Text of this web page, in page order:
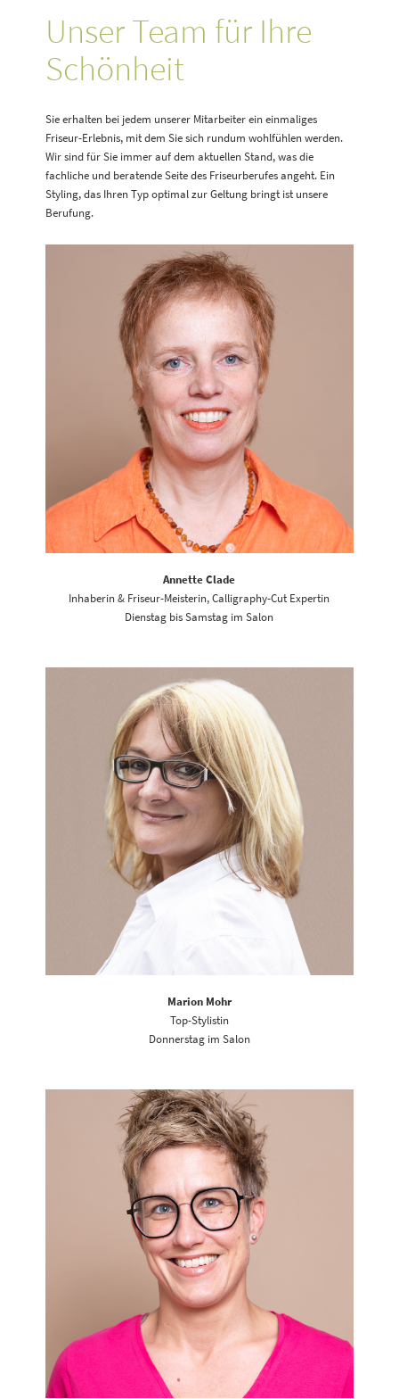
Unser Team für Ihre
Schönheit
Sie erhalten bei jedem unserer Mitarbeiter ein einmaliges
Friseur-Erlebnis, mit dem Sie sich rundum wohlfühlen werden.
Wir sind für Sie immer auf dem aktuellen Stand, was die
fachliche und beratende Seite des Friseurberufes angeht. Ein
Styling, das Ihren Typ optimal zur Geltung bringt ist unsere
Berufung.
Annette Clade
Inhaberin & Friseur-Meisterin, Calligraphy-Cut Expertin
Dienstag bis Samstag im Salon
Marion Mohr
Top-Stylistin
Donnerstag im Salon